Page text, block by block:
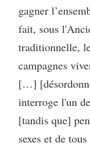
gagner
fait, sous
traditionnelle,
campagnes
[…]
interroge l'un
[tandis que]
sexes et de